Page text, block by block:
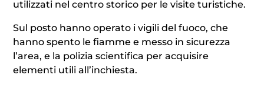
utilizzati nel centro storico per le visite turistiche.
Sul posto hanno operato i vigili del fuoco, che
hanno spento le fiamme e messo in sicurezza
l’area, e la polizia scientifica per acquisire
elementi utili all’inchiesta.